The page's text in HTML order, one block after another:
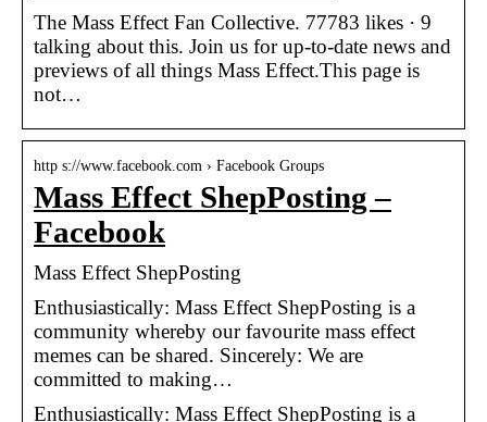
The Mass Effect Fan Collective. 77783 likes · 9
talking about this. Join us for up-to-date news and
previews of all things Mass Effect.This page is
not…
http s://www.facebook.com › Facebook Groups
Mass Effect ShepPosting –
Facebook
Mass Effect ShepPosting
Enthusiastically: Mass Effect ShepPosting is a
community whereby our favourite mass effect
memes can be shared. Sincerely: We are
committed to making…
Enthusiastically: Mass Effect ShepPosting is a